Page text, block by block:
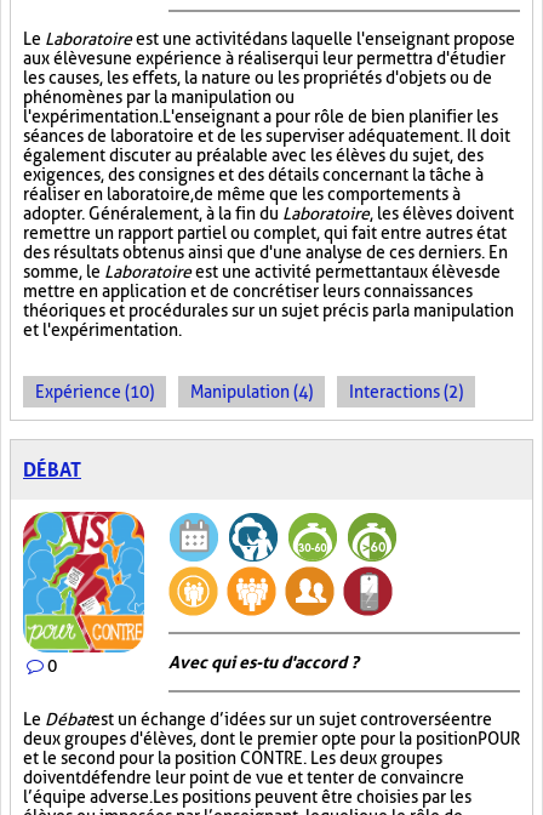
Le Laboratoireest une activité dans laquelle l'enseignant propose
aux élèves une expérience à réaliser qui leur permettra d'étudier
les causes, les effets, la nature ou les propriétés d'objets ou de
phénomènes par la manipulation ou
l'expérimentation. L'enseignant a pour rôle de bien planifier les
séances de laboratoire et de les superviser adéquatement. Il doit
également discuter au préalable avec les élèves du sujet, des
exigences, des consignes et des détails concernant la tâche à
réaliser en laboratoire, de même que les comportements à
adopter. Généralement, à la fin du Laboratoire, les élèves doivent
remettre un rapport partiel ou complet, qui fait entre autres état
des résultats obtenus ainsi que d'une analyse de ces derniers. En
somme, le Laboratoireest une activité permettant aux élèves de
mettre en application et de concrétiser leurs connaissances
théoriques et procédurales sur un sujet précis par la manipulation
et l'expérimentation.
Expérience (10) Manipulation (4) Interactions (2)
DÉBAT
0 Avec qui es-tu d'accord ?
Le Débatest un échange d’idées sur un sujet controversé entre
deux groupes d'élèves, dont le premier opte pour la position POUR
et le second pour la position CONTRE. Les deux groupes
doivent défendre leur point de vue et tenter de convaincre
l’équipe adverse. Les positions peuvent être choisies par les